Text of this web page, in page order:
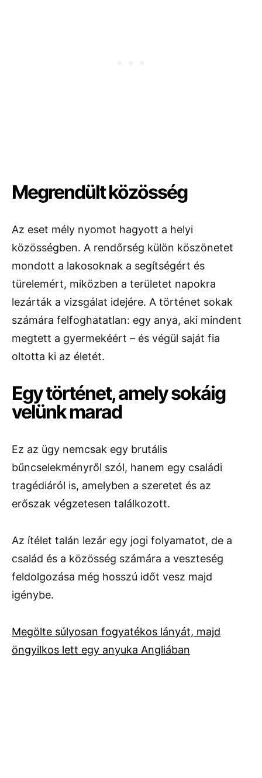
Megrendült közösség
Az eset mély nyomot hagyott a helyi
közösségben. A rendőrség külön köszönetet
mondott a lakosoknak a segítségért és
türelemért, miközben a területet napokra
lezárták a vizsgálat idejére. A történet sokak
számára felfoghatatlan: egy anya, aki mindent
megtett a gyermekéért – és végül saját fia
oltotta ki az életét.
Egy történet, amely sokáig
velünk marad
Ez az ügy nemcsak egy brutális
bűncselekményről szól, hanem egy családi
tragédiáról is, amelyben a szeretet és az
erőszak végzetesen találkozott.
Az ítélet talán lezár egy jogi folyamatot, de a
család és a közösség számára a veszteség
feldolgozása még hosszú időt vesz majd
igénybe.
Megölte súlyosan fogyatékos lányát, majd
öngyilkos lett egy anyuka Angliában